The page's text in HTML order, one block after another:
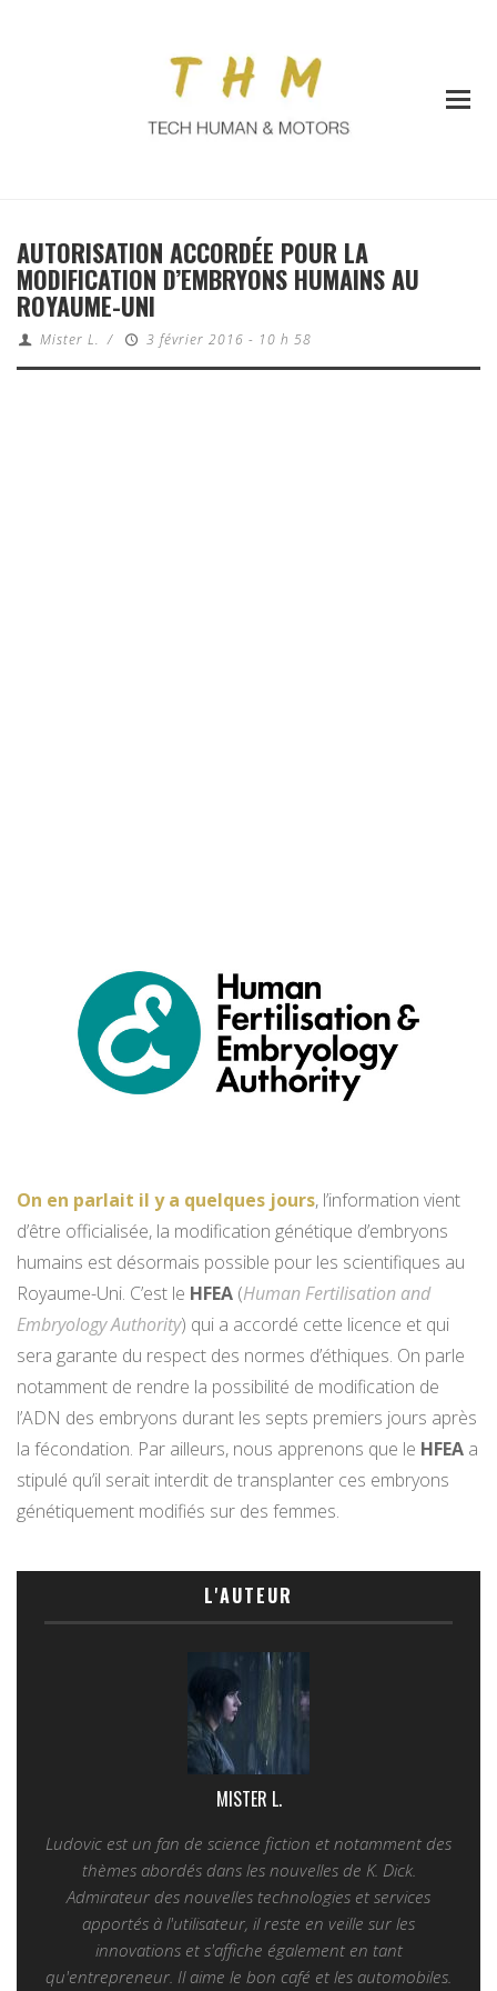
AUTORISATION ACCORDÉE POUR LA
MODIFICATION D’EMBRYONS HUMAINS AU
ROYAUME-UNI
Mister L. / 3 février 2016 - 10 h 58
On en parlait il y a quelques jours, l’information vient
d’être officialisée, la modification génétique d’embryons
humains est désormais possible pour les scientifiques au
Royaume-Uni. C’est le HFEA (Human Fertilisation and
Embryology Authority) qui a accordé cette licence et qui
sera garante du respect des normes d’éthiques. On parle
notamment de rendre la possibilité de modification de
l’ADN des embryons durant les septs premiers jours après
la fécondation. Par ailleurs, nous apprenons que le HFEA a
stipulé qu’il serait interdit de transplanter ces embryons
génétiquement modifiés sur des femmes.
L'AUTEUR
MISTER L.
Ludovic est un fan de science fiction et notamment des
thèmes abordés dans les nouvelles de K. Dick.
Admirateur des nouvelles technologies et services
apportés à l'utilisateur, il reste en veille sur les
innovations et s'affiche également en tant
qu'entrepreneur. Il aime le bon café et les automobiles.